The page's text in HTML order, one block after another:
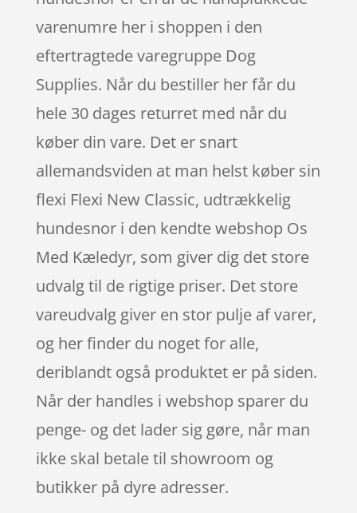
varenumre her i shoppen i den
eftertragtede varegruppe Dog
Supplies. Når du bestiller her får du
hele 30 dages returret med når du
køber din vare. Det er snart
allemandsviden at man helst køber sin
flexi Flexi New Classic, udtrækkelig
hundesnor i den kendte webshop Os
Med Kæledyr, som giver dig det store
udvalg til de rigtige priser. Det store
vareudvalg giver en stor pulje af varer,
og her finder du noget for alle,
deriblandt også produktet er på siden.
Når der handles i webshop sparer du
penge- og det lader sig gøre, når man
ikke skal betale til showroom og
butikker på dyre adresser.